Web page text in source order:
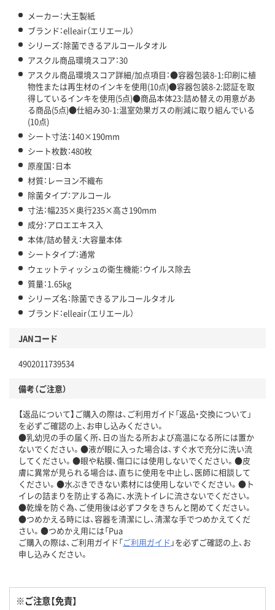
メーカー：大王製紙
ブランド：elleair（エリエール）
シリーズ：除菌できるアルコールタオル
アスクル商品環境スコア：30
アスクル商品環境スコア詳細/加点項目：●容器包装8-1:印刷に植
物性または再生材のインキを使用(10点)●容器包装8-2:認証を取
得しているインキを使用(5点)●商品本体23:詰め替えの用意があ
る商品(5点)●仕組み30-1:温室効果ガスの削減に取り組んでいる
(10点)
シート寸法：140×190mm
シート枚数：480枚
原産国：日本
材質：レーヨン不織布
除菌タイプ：アルコール
寸法：幅235×奥行235×高さ190mm
成分：アロエエキス入
本体/詰め替え：大容量本体
シートタイプ：通常
ウェットティッシュの衛生機能：ウイルス除去
質量：1.65kg
シリーズ名：除菌できるアルコールタオル
ブランド：elleair（エリエール）
JANコード
4902011739534
備考（ご注意）
【返品について】ご購入の際は、ご利用ガイド「返品・交換について」
を必ずご確認の上、お申し込みください。
●乳幼児の手の届く所、日の当たる所および高温になる所には置か
ないでください。●液が眼に入った場合は、すぐ水で充分に洗い流
してください。●眼や粘膜、傷口には使用しないでください。●皮
膚に異常が見られる場合は、直ちに使用を中止し、医師に相談して
ください。●水ぶきできない素材には使用しないでください。●ト
イレの詰まりを防止する為に、水洗トイレに流さないでください。
●乾燥を防ぐ為、ご使用後は必ずフタをきちんと閉めてください。
●つめかえる時には、容器を清潔にし、清潔な手でつめかえてくだ
さい。●つめかえ用には「Pua
ご購入の際は、ご利用ガイド「ご利用ガイド 」を必ずご確認の上、お
申し込みください。
※ご注意【免責】